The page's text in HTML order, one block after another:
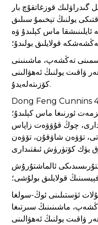
گىدراۋلىك قوزغاتقۇچ بار
يولنىڭ تېخىمۇ سىلىق
ئايلىنىشقا ماس كېلىدۇ ۋە
قولايلىق بولىدۇ؛
تەڭشەپ، ماشىنىنى
ۋاقىت يولنىڭ ئەھۋالىنى
كۆزىتەلەيدۇ.
Dong Feng Cunnins مودېلى 4BTA3.9-C125، مۇۋاپىق
ئورنىغا ماس كېلىدۇ؛
چوڭ قۇۋۋەت زاپاس
تۆۋەن شاۋقۇن، تۆۋەن
ئالماشتۇرۇش
قولايلىق بولۇشى؛
ئۈستىلىنى ئوڭ-سولغا
ماشىنىنىڭ سىرتىغا
ۋاقىت يولنىڭ ئەھۋالىنى